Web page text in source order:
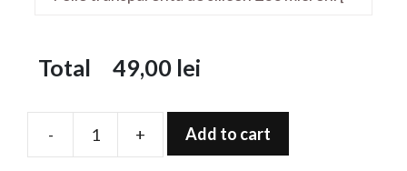
Total 49,00 lei
-
Folie
+ Add to cart